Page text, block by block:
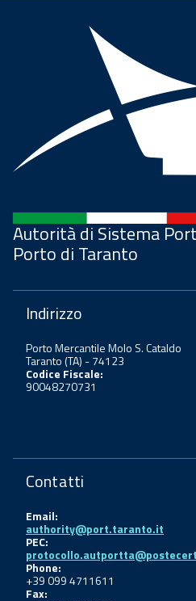
Autorità di Sistema
Porto di Taranto
Indirizzo
Porto Mercantile Molo S. Cataldo
Taranto (TA) - 74123
Codice Fiscale:
90048270731
Contatti
Email:
authority@port.taranto.it
PEC:
Phone:
+39 099 4711611
Fax: